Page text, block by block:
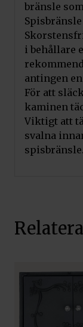
bränsle
i behållare
antingen
För att
kaminen
Viktigt att
svalna
spisbränsle.